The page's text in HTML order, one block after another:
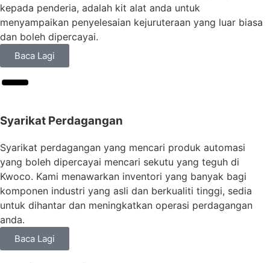
kepada penderia, adalah kit alat anda untuk
menyampaikan penyelesaian kejuruteraan yang luar biasa
dan boleh dipercayai.
Baca Lagi
Syarikat Perdagangan
Syarikat perdagangan yang mencari produk automasi
yang boleh dipercayai mencari sekutu yang teguh di
Kwoco. Kami menawarkan inventori yang banyak bagi
komponen industri yang asli dan berkualiti tinggi, sedia
untuk dihantar dan meningkatkan operasi perdagangan
anda.
Baca Lagi